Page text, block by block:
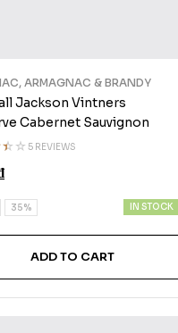
Jackson Vintners
Cabernet Sauvignon
5 REVIEWS
ARMAGNAC & BRANDY
35% IN STOCK
ADD TO CART